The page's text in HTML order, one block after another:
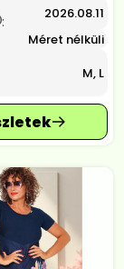
: 2026.08.11
Méret nélküli
M, L